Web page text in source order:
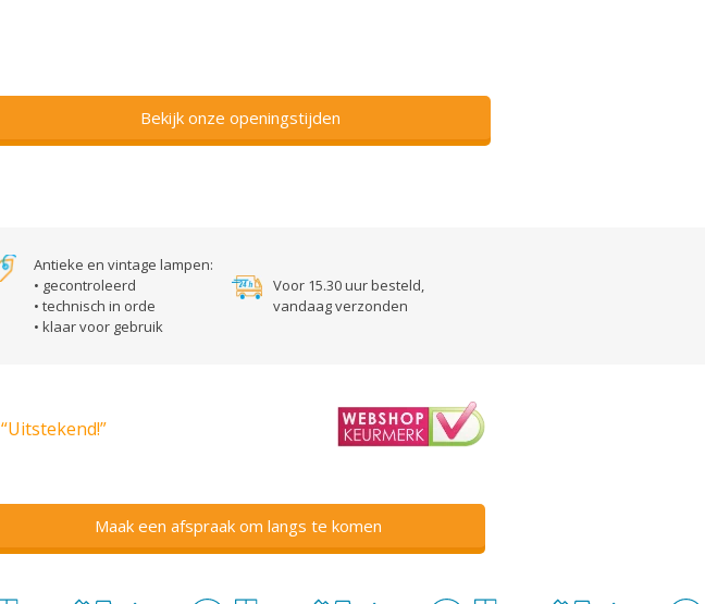
Bekijk onze openingstijden
Antieke en vintage lampen:
• gecontroleerd
• technisch in orde
• klaar voor gebruik
Voor 15.30 uur besteld,
vandaag verzonden
“Uitstekend!”
Maak een afspraak om langs te komen